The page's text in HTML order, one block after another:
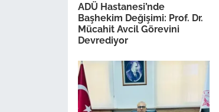
ADÜ Hastanesi’nde
Başhekim Değişimi: Prof. Dr.
Mücahit Avcil Görevini
Devrediyor